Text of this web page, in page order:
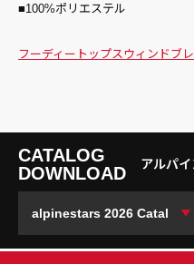
■100%ポリエステル
フーディー トップス ウィンドブ
CATALOG
DOWNLOAD
アルパ